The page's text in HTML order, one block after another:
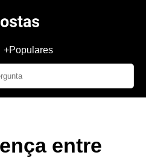
+Populares
entre